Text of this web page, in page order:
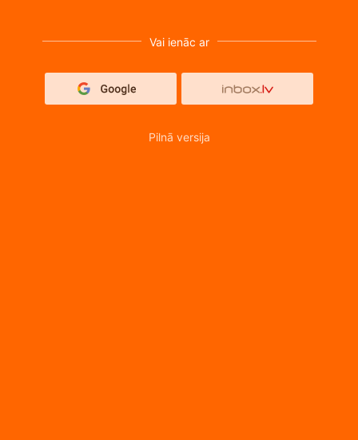
Vai ienāc ar
Pilnā versija